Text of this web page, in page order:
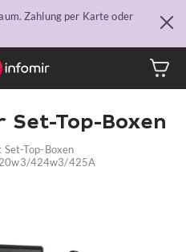
Zahlung per Karte oder
Set-Top-Boxen
Top-Boxen
424w3/425A